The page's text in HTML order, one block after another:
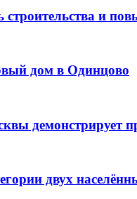
строительства и
дом в Одинцово
демонстрирует
двух